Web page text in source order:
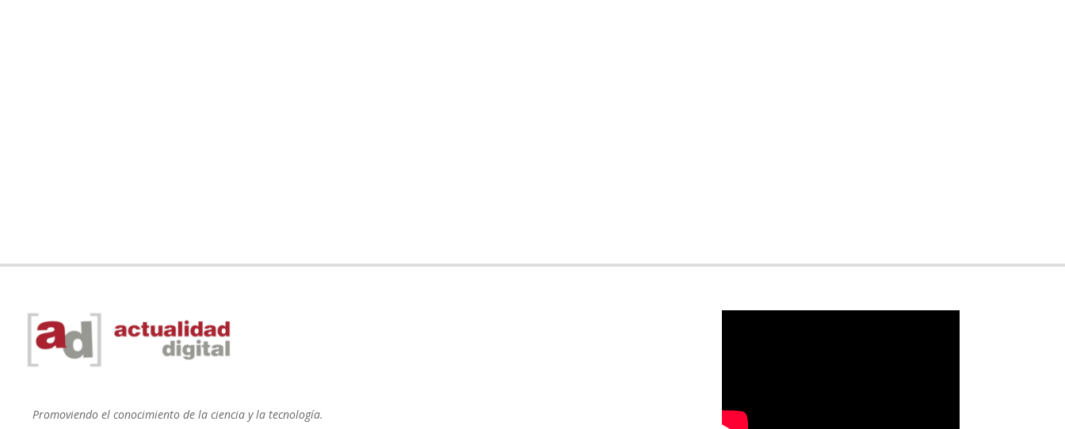
Promoviendo el conocimiento de la ciencia y la tecnología.